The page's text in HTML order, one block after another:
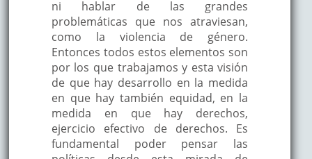
ni hablar de las grandes
problemáticas que nos atraviesan,
como la violencia de género.
Entonces todos estos elementos son
por los que trabajamos y esta visión
de que hay desarrollo en la medida
en que hay también equidad, en la
medida en que hay derechos,
ejercicio efectivo de derechos. Es
fundamental poder pensar las